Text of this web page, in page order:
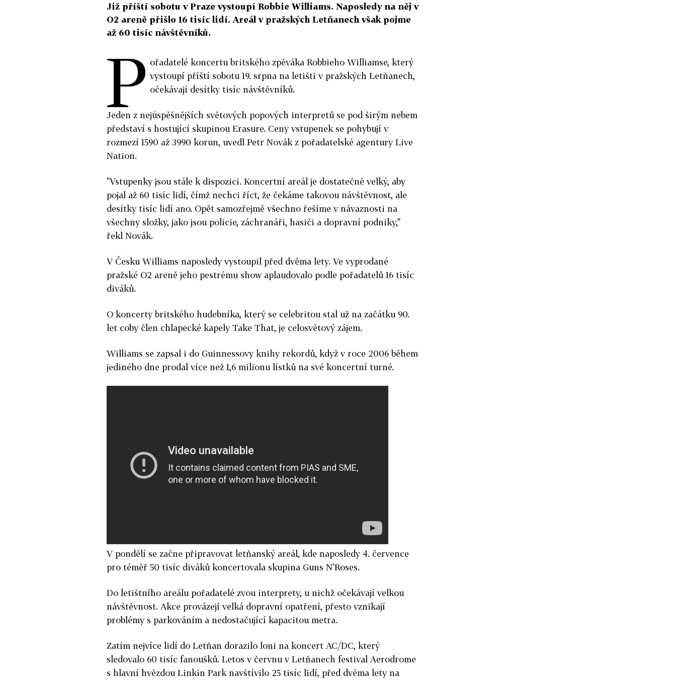
Již příští sobotu v Praze vystoupí Robbie Williams. Naposledy na něj v
O2 areně přišlo 16 tisíc lidí. Areál v pražských Letňanech však pojme
až 60 tisíc návštěvníků.
P ořadatelé koncertu britského zpěváka Robbieho Williamse, který
vystoupí příští sobotu 19. srpna na letišti v pražských Letňanech,
očekávají desítky tisíc návštěvníků.
Jeden z nejúspěšnějších světových popových interpretů se pod širým nebem
představí s hostující skupinou Erasure. Ceny vstupenek se pohybují v
rozmezí 1590 až 3990 korun, uvedl Petr Novák z pořadatelské agentury Live
Nation.
"Vstupenky jsou stále k dispozici. Koncertní areál je dostatečně velký, aby
pojal až 60 tisíc lidí, čímž nechci říct, že čekáme takovou návštěvnost, ale
desítky tisíc lidí ano. Opět samozřejmě všechno řešíme v návaznosti na
všechny složky, jako jsou policie, záchranáři, hasiči a dopravní podniky,"
řekl Novák.
V Česku Williams naposledy vystoupil před dvěma lety. Ve vyprodané
pražské O2 areně jeho pestrému show aplaudovalo podle pořadatelů 16 tisíc
diváků.
O koncerty britského hudebníka, který se celebritou stal už na začátku 90.
let coby člen chlapecké kapely Take That, je celosvětový zájem.
Williams se zapsal i do Guinnessovy knihy rekordů, když v roce 2006 během
jediného dne prodal více než 1,6 milionu lístků na své koncertní turné.
V pondělí se začne připravovat letňanský areál, kde naposledy 4. července
pro téměř 50 tisíc diváků koncertovala skupina Guns N'Roses.
Do letištního areálu pořadatelé zvou interprety, u nichž očekávají velkou
návštěvnost. Akce provázejí velká dopravní opatření, přesto vznikají
problémy s parkováním a nedostačující kapacitou metra.
Zatím nejvíce lidí do Letňan dorazilo loni na koncert AC/DC, který
sledovalo 60 tisíc fanoušků. Letos v červnu v Letňanech festival Aerodrome
s hlavní hvězdou Linkin Park navštívilo 25 tisíc lidí, před dvěma lety na